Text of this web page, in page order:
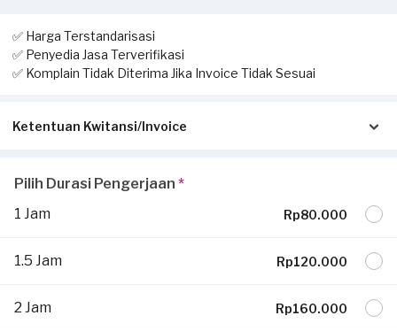
✅ Harga Terstandarisasi
✅ Penyedia Jasa Terverifikasi
✅ Komplain Tidak Diterima Jika Invoice Tidak Sesuai
Ketentuan Kwitansi/Invoice
Pastikan kwitansi/invoice yang diterbitkan dari Sejasa sesuai
dengan pengerjaan sesungguhnya di tempat Anda:
Jika tidak sesuai, komplain Anda tidak dapat dilayani dan
dilaporkan ke
Pilih Durasi Pengerjaan *
1 Jam
Rp80.000
1.5 Jam Rp120.000
2 Jam Rp160.000